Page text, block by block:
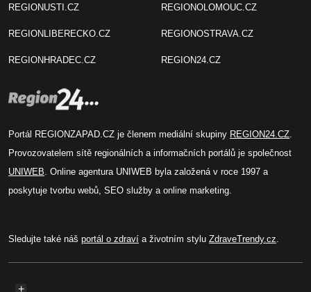
REGIONUSTI.CZ
REGIONLIBERECKO.CZ
REGIONHRADEC.CZ
REGIONOLOMOUC.CZ
REGIONOSTRAVA.CZ
REGION24.CZ
Portál REGIONZAPAD.CZ je členem mediální skupiny REGION24.CZ.
Provozovatelem sítě regionálních a informačních portálů je společnost
UNIWEB. Online agentura UNIWEB byla založená v roce 1997 a
poskytuje tvorbu webů, SEO služby a online marketing.
Sledujte také náš portál o zdraví a životním stylu ZdraveTrendy.cz.
+